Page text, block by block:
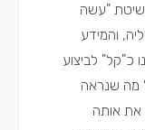
שיטת "עשה
והמידע
כ"קל" לביצוע
מה שנראה
את אותה